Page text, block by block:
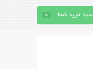
سبد خرید شما 0